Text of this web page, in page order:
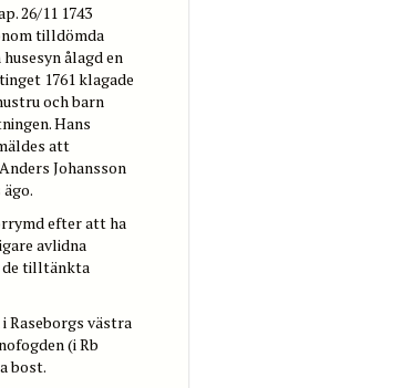
26/11 1743
tilldömda
ålagd en
1761 klagade
och barn
Hans
att
Johansson
efter att ha
avlidna
de tilltänkta
Raseborgs västra
(i Rb
bost.